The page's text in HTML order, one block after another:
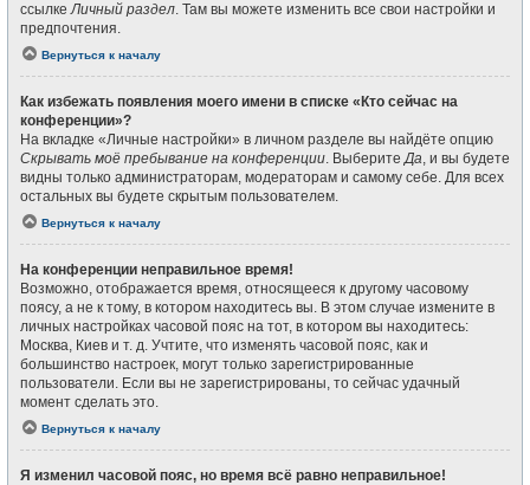
ссылкеЛичный раздел. Там вы можете изменить все свои настройки и
предпочтения.
Вернуться к началу
Как избежать появления моего имени в списке «Кто сейчас на
конференции»?
На вкладке «Личные настройки» в личном разделе вы найдёте опцию
Скрывать моё пребывание на конференции. ВыберитеДа, и вы будете
видны только администраторам, модераторам и самому себе. Для всех
остальных вы будете скрытым пользователем.
Вернуться к началу
На конференции неправильное время!
Возможно, отображается время, относящееся к другому часовому
поясу, а не к тому, в котором находитесь вы. В этом случае измените в
личных настройках часовой пояс на тот, в котором вы находитесь:
Москва, Киев и т. д. Учтите, что изменять часовой пояс, как и
большинство настроек, могут только зарегистрированные
пользователи. Если вы не зарегистрированы, то сейчас удачный
момент сделать это.
Вернуться к началу
Я изменил часовой пояс, но время всё равно неправильное!